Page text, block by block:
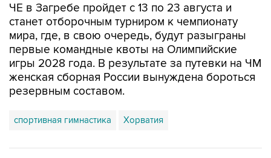
ЧЕ в Загребе пройдет с 13 по 23 августа и
станет отборочным турниром к чемпионату
мира, где, в свою очередь, будут разыграны
первые командные квоты на Олимпийские
игры 2028 года. В результате за путевки на ЧМ
женская сборная России вынуждена бороться
резервным составом.
спортивная гимнастика Хорватия